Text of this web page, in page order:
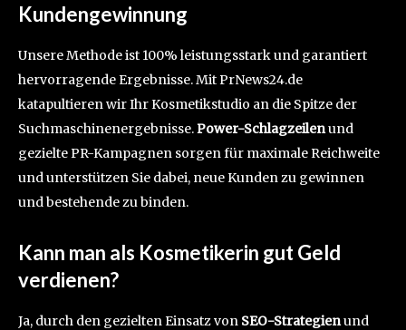
Kundengewinnung
Unsere Methode ist 100% leistungsstark und garantiert
hervorragende Ergebnisse. Mit PrNews24.de
katapultieren wir Ihr Kosmetikstudio an die Spitze der
Suchmaschinenergebnisse.Power-Schlagzeilenund
gezielte PR-Kampagnen sorgen für maximale Reichweite
und unterstützen Sie dabei, neue Kunden zu gewinnen
und bestehende zu binden.
Kann man als Kosmetikerin gut Geld
verdienen?
Ja, durch den gezielten Einsatz von SEO-Strategienund